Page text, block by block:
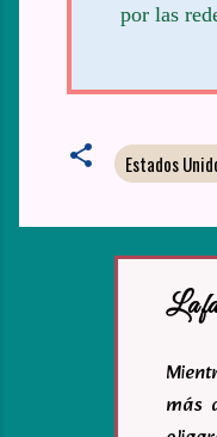
por las
Estados
La
más